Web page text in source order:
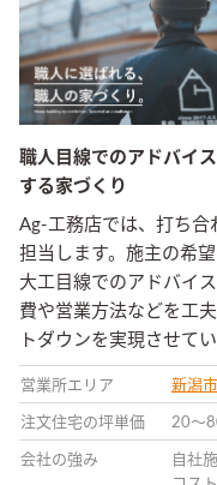
職人目線でのアドバイ
する家づくり
Ag-工務店では、打ち合
担当します。施主の希
大工目線でのアドバイ
費や営業方法などを工
トダウンを実現させて
営業所エリア 新潟
注文住宅の坪単価 20〜
会社の強み
自社